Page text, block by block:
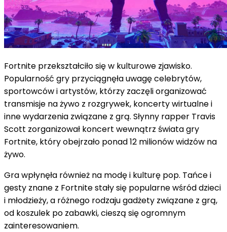
Fortnite przekształciło się w kulturowe zjawisko.
Popularność gry przyciągnęła uwagę celebrytów,
sportowców i artystów, którzy zaczęli organizować
transmisje na żywo z rozgrywek, koncerty wirtualne i
inne wydarzenia związane z grą. Słynny rapper Travis
Scott zorganizował koncert wewnątrz świata gry
Fortnite, który obejrzało ponad 12 milionów widzów na
żywo.
Gra wpłynęła również na modę i kulturę pop. Tańce i
gesty znane z Fortnite stały się popularne wśród dzieci
i młodzieży, a różnego rodzaju gadżety związane z grą,
od koszulek po zabawki, cieszą się ogromnym
zainteresowaniem.